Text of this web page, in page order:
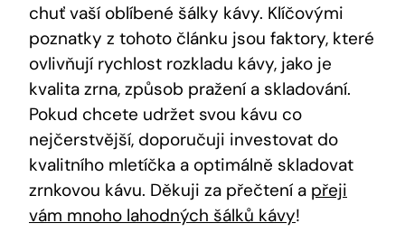
chuť vaší oblíbené šálky kávy. Klíčovými
poznatky z tohoto článku jsou faktory, které
ovlivňují rychlost rozkladu kávy, jako je
kvalita zrna, způsob pražení a skladování.
Pokud chcete udržet svou kávu co
nejčerstvější, doporučuji investovat do
kvalitního mletíčka a optimálně skladovat
zrnkovou kávu. Děkuji za přečtení a přeji
vám mnoho lahodných šálků kávy!